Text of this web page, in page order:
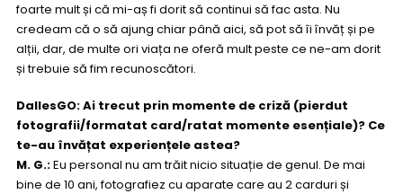
foarte mult și că mi-aș fi dorit să continui să fac asta. Nu
credeam că o să ajung chiar până aici, să pot să îi învăț și pe
alții, dar, de multe ori viața ne oferă mult peste ce ne-am dorit
și trebuie să fim recunoscători.
DallesGO: Ai trecut prin momente de criză (pierdut
fotografii/formatat card/ratat momente esențiale)? Ce
te-au învățat experiențele astea?
M. G.:Eu personal nu am trăit nicio situație de genul. De mai
bine de 10 ani, fotografiez cu aparate care au 2 carduri și